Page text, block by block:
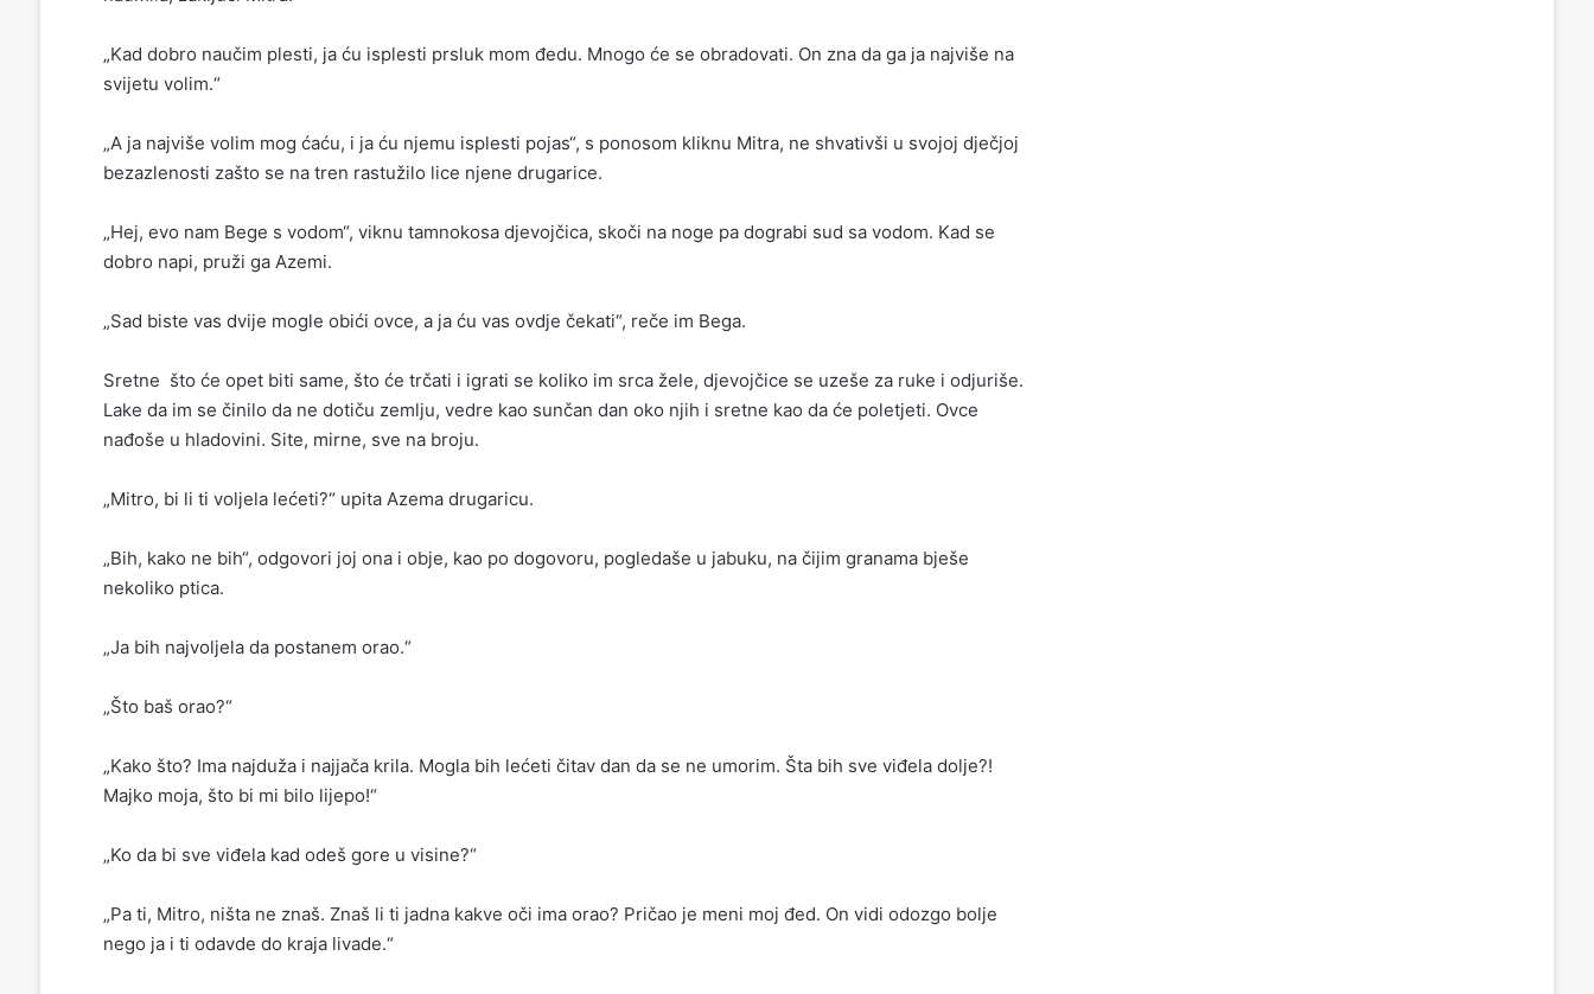
„Kad dobro naučim plesti, ja ću isplesti prsluk mom đedu. Mnogo će se obradovati. On zna da ga ja najviše na
svijetu volim.“
„A ja najviše volim mog ćaću, i ja ću njemu isplesti pojas“, s ponosom kliknu Mitra, ne shvativši u svojoj dječjoj
bezazlenosti zašto se na tren rastužilo lice njene drugarice.
„Hej, evo nam Bege s vodom“, viknu tamnokosa djevojčica, skoči na noge pa dograbi sud sa vodom. Kad se
dobro napi, pruži ga Azemi.
„Sad biste vas dvije mogle obići ovce, a ja ću vas ovdje čekati“, reče im Bega.
Sretne što će opet biti same, što će trčati i igrati se koliko im srca žele, djevojčice se uzeše za ruke i odjuriše.
Lake da im se činilo da ne dotiču zemlju, vedre kao sunčan dan oko njih i sretne kao da će poletjeti. Ovce
nađoše u hladovini. Site, mirne, sve na broju.
„Mitro, bi li ti voljela lećeti?“ upita Azema drugaricu.
„Bih, kako ne bih“, odgovori joj ona i obje, kao po dogovoru, pogledaše u jabuku, na čijim granama bješe
nekoliko ptica.
„Ja bih najvoljela da postanem orao.“
„Što baš orao?“
„Kako što? Ima najduža i najjača krila. Mogla bih lećeti čitav dan da se ne umorim. Šta bih sve viđela dolje?!
Majko moja, što bi mi bilo lijepo!“
„Ko da bi sve viđela kad odeš gore u visine?“
„Pa ti, Mitro, ništa ne znaš. Znaš li ti jadna kakve oči ima orao? Pričao je meni moj đed. On vidi odozgo bolje
nego ja i ti odavde do kraja livade.“